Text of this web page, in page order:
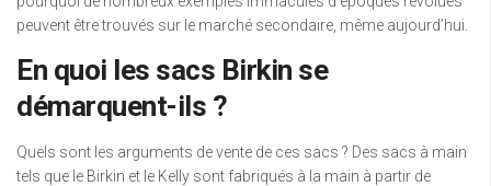
peuvent être trouvés sur le marché secondaire, même aujourd’hui.
En quoi les sacs Birkin se
démarquent-ils ?
Quels sont les arguments de vente de ces sacs ? Des sacs à main
tels que le Birkin et le Kelly sont fabriqués à la main à partir de